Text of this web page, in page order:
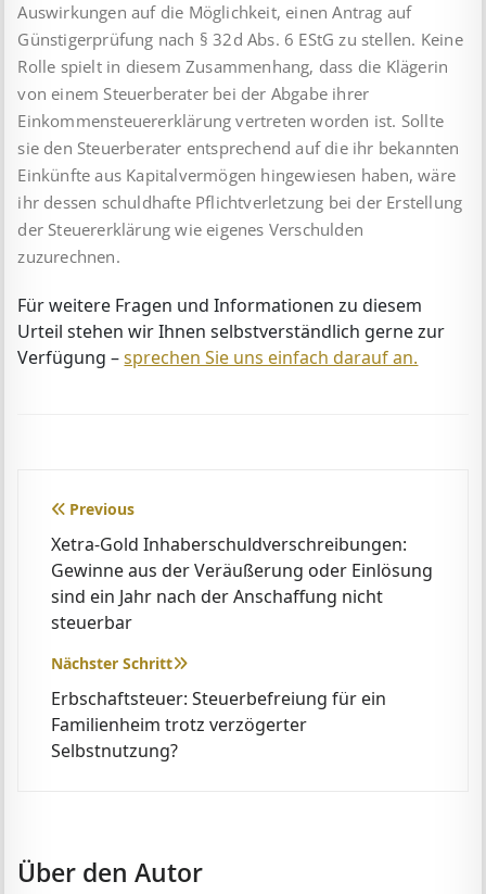
Auswirkungen auf die Möglichkeit, einen Antrag auf
Günstigerprüfung nach § 32d Abs. 6 EStG zu stellen. Keine
Rolle spielt in diesem Zusammenhang, dass die Klägerin
von einem Steuerberater bei der Abgabe ihrer
Einkommensteuer­er­klä­rung vertreten worden ist. Sollte
sie den Steuerberater entsprechend auf die ihr bekannten
Einkünfte aus Kapital­vermögen hingewiesen haben, wäre
ihr dessen schuldhafte Pflichtverletzung bei der Erstellung
der Steuererklärung wie eigenes Verschulden
zuzurechnen.
Für weitere Fragen und Informationen zu diesem
Urteil stehen wir Ihnen selbstverständlich gerne zur
Verfügung –sprechen Sie uns einfach darauf an.
Beitragsnavigation
Previous
Xetra-Gold Inhaberschuldverschreibungen:
Gewinne aus der Veräußerung oder Einlösung
sind ein Jahr nach der Anschaffung nicht
steuerbar
Nächster Schritt
Erbschaftsteuer: Steuerbefreiung für ein
Familienheim trotz verzögerter
Selbstnutzung?
Über den Autor